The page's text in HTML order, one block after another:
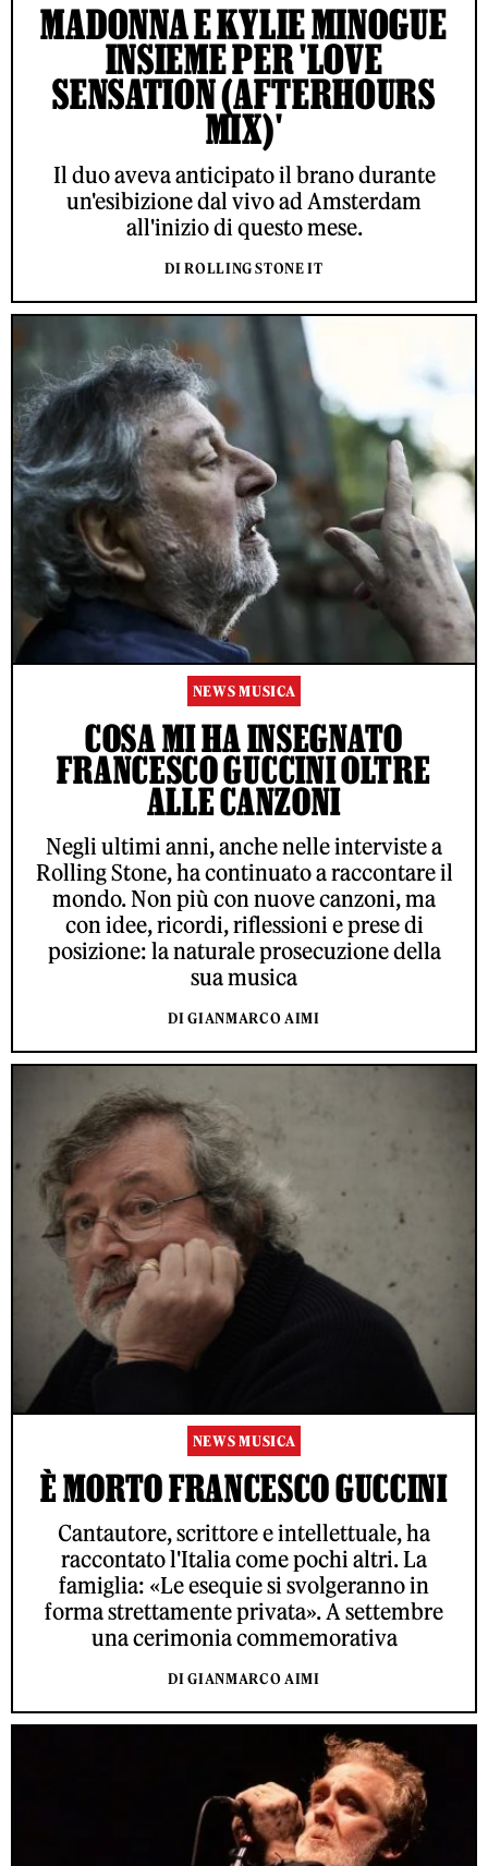
MADONNA E KYLIE MINOGUE
INSIEME PER 'LOVE
SENSATION (AFTERHOURS
MIX)'
Il duo aveva anticipato il brano durante
un'esibizione dal vivo ad Amsterdam
all'inizio di questo mese.
DI ROLLING STONE IT
NEWS MUSICA
COSA MI HA INSEGNATO
FRANCESCO GUCCINI OLTRE
ALLE CANZONI
Negli ultimi anni, anche nelle interviste a
Rolling Stone, ha continuato a raccontare il
mondo. Non più con nuove canzoni, ma
con idee, ricordi, riflessioni e prese di
posizione: la naturale prosecuzione della
sua musica
DI GIANMARCO AIMI
NEWS MUSICA
È MORTO FRANCESCO GUCCINI
Cantautore, scrittore e intellettuale, ha
raccontato l'Italia come pochi altri. La
famiglia: «Le esequie si svolgeranno in
forma strettamente privata». A settembre
una cerimonia commemorativa
DI GIANMARCO AIMI